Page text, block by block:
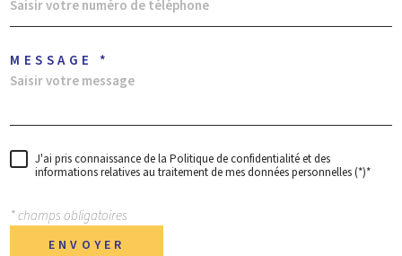
MESSAGE *
J'ai pris connaissance de la Politique de confidentialité et des
informations relatives au traitement de mes données personnelles (*)*
* champs obligatoires
ENVOYER